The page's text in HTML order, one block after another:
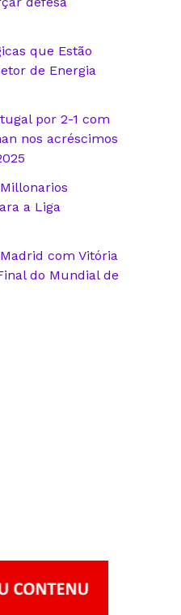
que Estão
de Energia
por 2-1 com
nos acréscimos
a Liga
com Vitória
do Mundial de